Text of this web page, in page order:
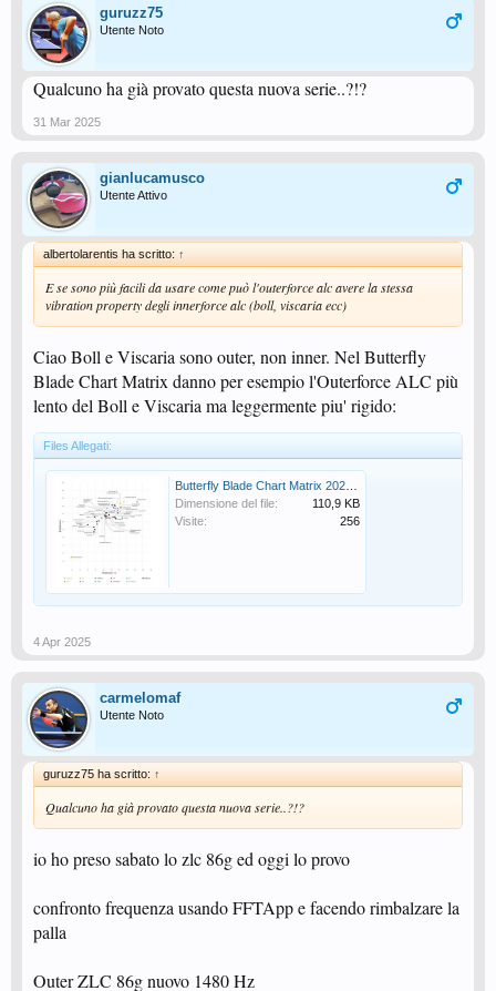
guruzz75
Utente Noto
Qualcuno ha già provato questa nuova serie..?!?
31 Mar 2025
gianlucamusco
Utente Attivo
albertolarentis ha scritto: ↑
E se sono più facili da usare come può l'outerforce alc avere la stessa
vibration property degli innerforce alc (boll, viscaria ecc)
Ciao Boll e Viscaria sono outer, non inner. Nel Butterfly
Blade Chart Matrix danno per esempio l'Outerforce ALC più
lento del Boll e Viscaria ma leggermente piu' rigido:
Files Allegati:
Dimensione del file:
110,9 KB
Visite:
256
4 Apr 2025
carmelomaf
Utente Noto
guruzz75 ha scritto: ↑
Qualcuno ha già provato questa nuova serie..?!?
io ho preso sabato lo zlc 86g ed oggi lo provo
confronto frequenza usando FFTApp e facendo rimbalzare la
palla
Outer ZLC 86g nuovo 1480 Hz